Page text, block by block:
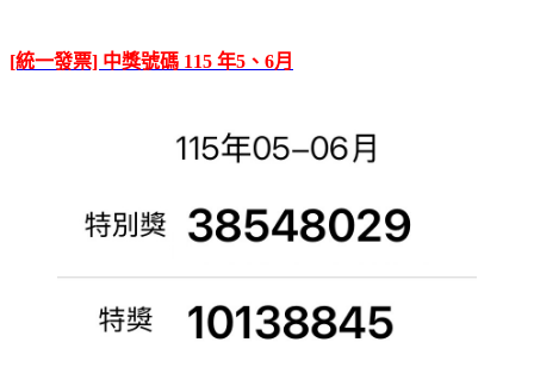
[統一發票] 中獎號碼 115 年5、6月